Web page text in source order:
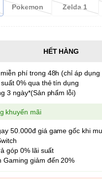
Pokemon Zelda 1
HẾT HÀNG
phí trong 48h (chỉ áp
0% qua thẻ tín dụng
3 ngày*(Sản phẩm lỗi)
khuyến mãi
50.000đ giá game gốc khi
góp 0% lãi suất
Gaming giảm đến 20%